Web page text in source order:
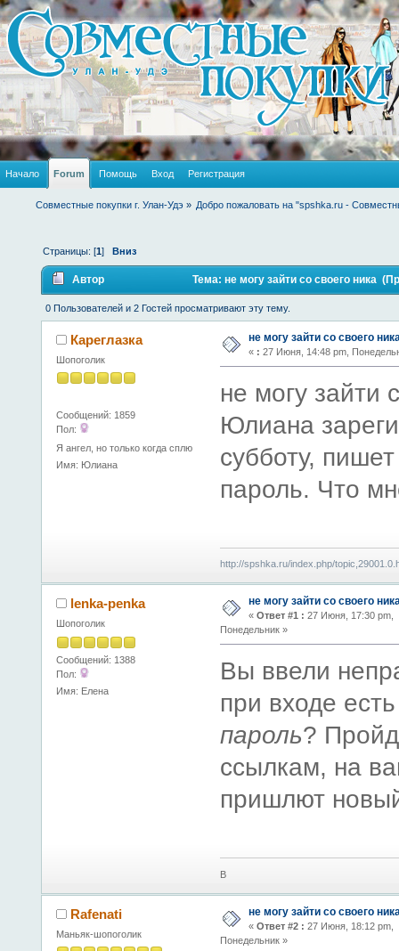
Начало Forum Помощь Вход Регистрация
Совместные покупки г. Улан-Удэ » Добро пожаловать на "spshka.ru -
Страницы: [1]Вниз
Автор Тема: не могу зайти со своего ника
0 Пользователей и 2 Гостей просматривают эту тему.
Кареглазка
Шопоголик
Сообщений: 1859
Пол:
Я ангел, но только когда сплю
Имя: Юлиана
не могу зайти со своего
« : 27 Июня, 14:48 pm,
не могу зайти
Юлиана
субботу,
пароль. Что
http://spshka.ru/index.php/
lenka-penka
Шопоголик
Сообщений: 1388
Пол:
Имя: Елена
не могу зайти со своего
« Ответ #1 : 27 Июня, 17:30 pm,
Понедельник »
Вы ввели
при входе
пароль?
ссылкам, на
пришлют
В
Rafenati
Маньяк-шопоголик
не могу зайти со своего
« Ответ #2 : 27 Июня, 18:12 pm,
Понедельник »